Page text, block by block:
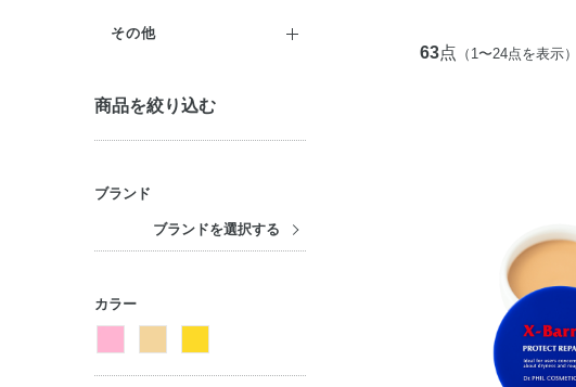
ジェル・美容液
マッサージ
セット商品
コンシーラー
マスカラ
フェイスカラー
ネイルカラー
ネイルケア
トリートメント（アウトバ
セット商品
ハンドケア
ボディケア・制汗料
日やけ止め
その他
メンズ
美容サプリメント
商品を絞り込む
ブランド
ブランドを選択する
カラー
63点 （1〜24点を表示）